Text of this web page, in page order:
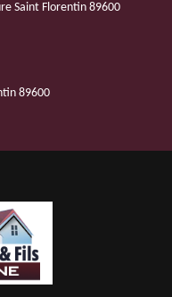
Saint Florentin 89600
89600